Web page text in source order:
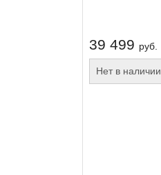
39 499 руб.
Нет в наличии